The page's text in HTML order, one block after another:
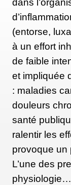
dans
(entorse,
à un effort
de faible
et impliquée
: maladies
douleurs
santé
ralentir les
provoque un
L’une des
physiologie…